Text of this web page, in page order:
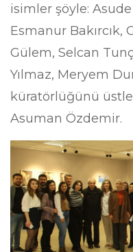
isimler şöyle:
Esmanur Bakırcık,
Gülem, Selcan
Yılmaz, Meryem
küratörlüğünü
Asuman Özdemir.